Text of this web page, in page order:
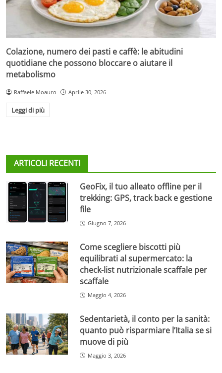
Colazione, numero dei pasti e caffè: le abitudini
quotidiane che possono bloccare o aiutare il
metabolismo
Raffaele Moauro Aprile 30, 2026
Leggi di più
ARTICOLI RECENTI
GeoFix, il tuo alleato offline per il
trekking: GPS, track back e gestione
file
Giugno 7, 2026
Come scegliere biscotti più
equilibrati al supermercato: la
check-list nutrizionale scaffale per
scaffale
Maggio 4, 2026
Sedentarietà, il conto per la sanità:
quanto può risparmiare l’Italia se si
muove di più
Maggio 3, 2026